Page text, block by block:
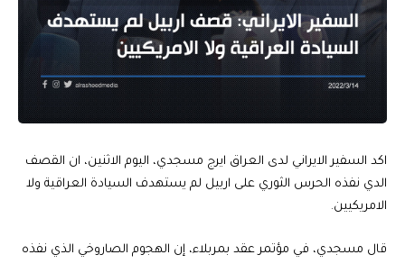
اكد السفير الايراني لدى العراق ايرج مسجدي، اليوم الاثنين، ان القصف
الدي نفذه الحرس الثوري على اربيل لم يستهدف السيادة العراقية ولا
الامريكيين.
قال مسجدي، في مؤتمر عقد بمربلاء، إن الهجوم الصاروخي الذي نفذه